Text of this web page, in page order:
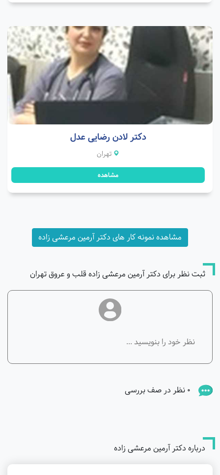
دکتر لادن رضایی عدل
تهران
مشاهده
مشاهده نمونه کار های دکتر آرمین مرعشی زاده
ثبت نظر برای دکتر آرمین مرعشی زاده قلب و عروق تهران
0 نظر در صف بررسی
درباره دکتر آرمین مرعشی زاده